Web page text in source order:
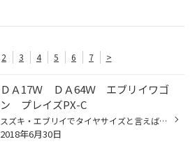
2 3 4 5 6 7 >
ＤＡ17Ｗ ＤＡ64Ｗ エブリイワゴ
ン プレイズPX-C
スズキ・エブリイでタイヤサイズと言えば？ 145Ｒ12 バン用？ 155/70Ｒ13？ 今回のお車は、14インチで 165/60Ｒ14を装着しているグレードです。 タイヤ屋さんでも在庫している所は少ないと思います。 しかし当店は今回！在庫をしておりました。次回の分はお取り寄せを検討中でございます。 お客様の...
2018年6月30日